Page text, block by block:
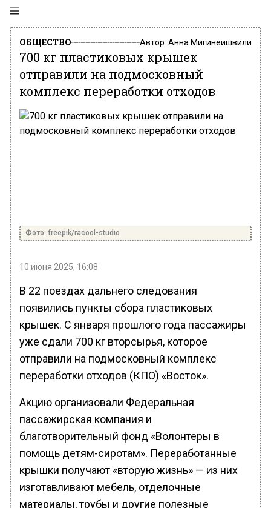
ОБЩЕСТВО Автор: Анна Мигинеишвили
700 кг пластиковых крышек
отправили на подмосковный
комплекс переработки отходов
Фото: freepik/racool-studio
10 июня 2025, 16:08
В 22 поездах дальнего следования
появились пункты сбора пластиковых
крышек. С января прошлого года пассажиры
уже сдали 700 кг вторсырья, которое
отправили на подмосковный комплекс
переработки отходов (КПО) «Восток».
Акцию организовали Федеральная
пассажирская компания и
благотворительный фонд «Волонтеры в
помощь детям-сиротам». Переработанные
крышки получают «вторую жизнь» — из них
изготавливают мебель, отделочные
материалы, трубы и другие полезные